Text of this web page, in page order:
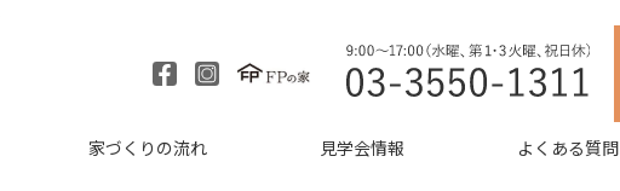
家づくりの流れ 見学会情報 よくある質問